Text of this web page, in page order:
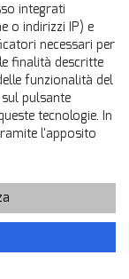
finalità di
integrati
o indirizzi IP) e
necessari per
finalità descritte
funzionalità del
pulsante
tecnologie. In
l'apposito